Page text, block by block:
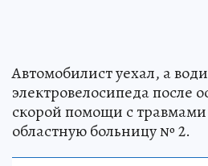
Автомобилист уехал, а
электровелосипеда после
скорой помощи с травмами
областную больницу № 2.